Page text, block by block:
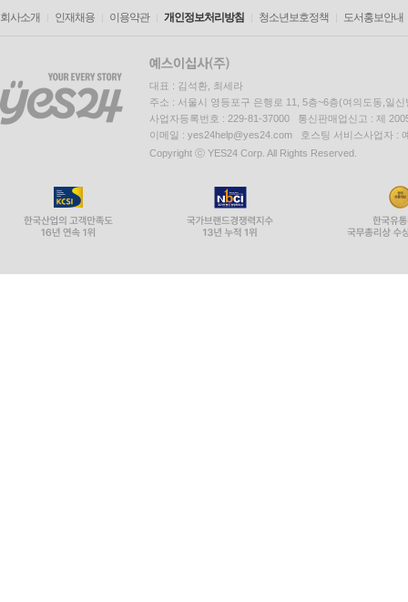
회사소개 인재채용 이용약관 개인정보처리방침 청소년보호정책 도서홍보안내
대표 : 김석환, 최세라
주소 : 서울시 영등포구 은행로 11, 5층~6층(여의도동,일신
사업자등록번호 : 229-81-37000 통신판매업신고 : 제
이메일 : yes24help@yes24.com 호스팅 서비스사업자 :
Copyright ⓒ YES24 Corp. All Rights Reserved.